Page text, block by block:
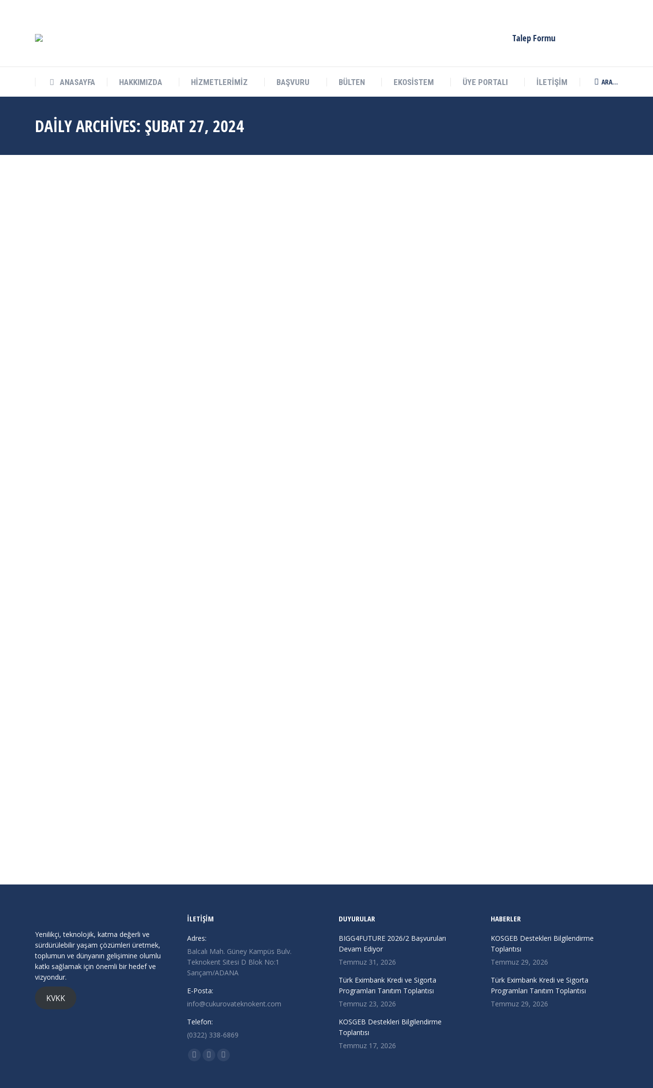
Talep Formu
ANASAYFA HAKKIMIZDA HİZMETLERİMİZ BAŞVURU BÜLTEN EKOSİSTEM ÜYE PORTALI İLETİŞİM Search:
ARA...
DAILY ARCHIVES: ŞUBAT 27, 2024
Yenilikçi, teknolojik, katma değerli ve
sürdürülebilir yaşam çözümleri üretmek,
toplumun ve dünyanın gelişimine olumlu
katkı sağlamak için önemli bir hedef ve
vizyondur.
KVKK
İLETİŞİM
Adres:
Balcalı Mah. Güney Kampüs Bulv.
Teknokent Sitesi D Blok No:1
Sarıçam/ADANA
E-Posta:
info@cukurovateknokent.com
Telefon:
(0322) 338-6869
Find us on:
X
LinkedinInstagram
DUYURULAR
BIGG4FUTURE 2026/2 Başvuruları
Devam Ediyor
Temmuz 31, 2026
Türk Eximbank Kredi ve Sigorta
Programları Tanıtım Toplantısı
Temmuz 23, 2026
KOSGEB Destekleri Bilgilendirme
Toplantısı
Temmuz 17, 2026
HABERLER
KOSGEB Destekleri Bilgilendirme
Toplantısı
Temmuz 29, 2026
Türk Eximbank Kredi ve Sigorta
Programları Tanıtım Toplantısı
Temmuz 29, 2026